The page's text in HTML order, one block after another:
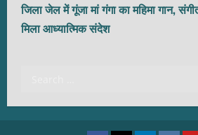
जिला जेल में गूंजा मां गंगा का महिमा गान,
मिला आध्यात्मिक संदेश